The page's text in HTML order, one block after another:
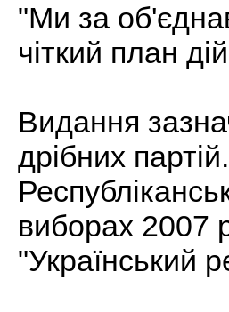
"Ми за
чіткий план
Видання
дрібних
виборах 2007
"Український